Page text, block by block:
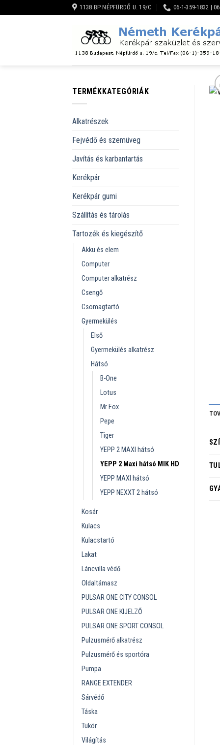
to
1138 BP NÉPFÜRDŐ U. 19/C 06-1-359-1832 |
TERMÉKKATEGÓRIÁK
Alkatrészek
Fejvédő és szemüveg
Javítás és karbantartás
Kerékpár
Kerékpár gumi
Szállítás és tárolás
Tartozék és kiegészítő
Akku és elem
Computer
Computer alkatrész
Csengő
Csomagtartó
Gyermekülés
Első
Gyermekülés alkatrész
Hátsó
B-One
Lotus
Mr Fox
Pepe
Tiger
YEPP 2 MAXI hátsó
YEPP 2 Maxi hátsó MIK HD
YEPP MAXI hátsó
YEPP NEXXT 2 hátsó
Kosár
Kulacs
Kulacstartó
Lakat
Láncvilla védő
Oldaltámasz
PULSAR ONE CITY CONSOL
PULSAR ONE KIJELZŐ
PULSAR ONE SPORT CONSOL
Pulzusmérő alkatrész
Pulzusmérő és sportóra
Pumpa
RANGE EXTENDER
Sárvédő
Táska
Tükör
Világítás